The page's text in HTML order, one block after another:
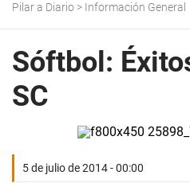
Pilar a Diario > Información General
Sóftbol:
SC
5 de julio de 2014 - 00:00